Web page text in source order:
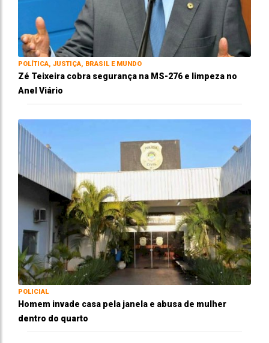
POLÍTICA, JUSTIÇA, BRASIL E MUNDO
Zé Teixeira cobra segurança na MS-276 e limpeza no
Anel Viário
POLICIAL
Homem invade casa pela janela e abusa de mulher
dentro do quarto